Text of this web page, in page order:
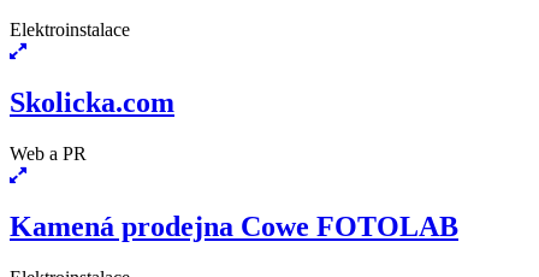
Elektroinstalace
Skolicka.com
Web a PR
Kamená prodejna Cowe FOTOLAB